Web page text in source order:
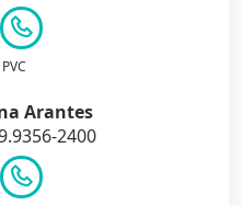
Arantes
2400